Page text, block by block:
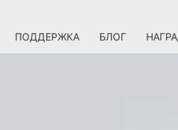
ПОДДЕРЖКА БЛОГ